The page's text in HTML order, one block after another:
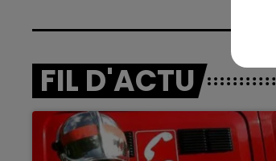
FIL D'ACTU